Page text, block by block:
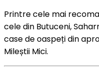
Printre cele mai
cele din Butuceni,
case de oaspeți din
Mileștii Mici.